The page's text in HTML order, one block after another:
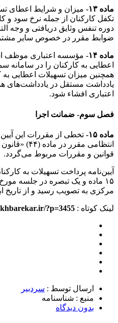
ماده ۱۳-
میزان و شرایط اعطای
تکفل کارکنان از جمله نرخ سود و
دوره تنفس وثایق دریافتی و وجه
ضوابط مقرر در خصوص سایر
ماده ۱۴-
مؤسسه اعتباری موظف
اعطایی به کارکنان را در سامانه
همچنین میزان تسهیلات اعطایی به
یادداشت مستقل در
اعتباری افشاء شود.
فصل سوم- ضمانت اجرا
ماده ۱۵-
تخطی از مقررات این
انتظامی مقرر
قوانین و مقررات مربوط می‌گردد.
آیین‌نامه پرداخت تسهیلات به
مرکزی به تصویب رسید و از تاریخ
لینک کوتاه : ?p=3455
ارسال توسط : سردبیر
منبع : شناسنامه
بدون دیدگاه